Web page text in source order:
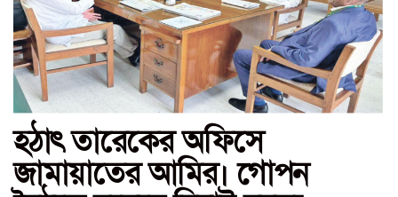
হঠাৎ তারেকের অফিসে
জামায়াতের আমির। গোপন